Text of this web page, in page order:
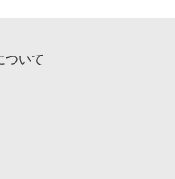
ついて